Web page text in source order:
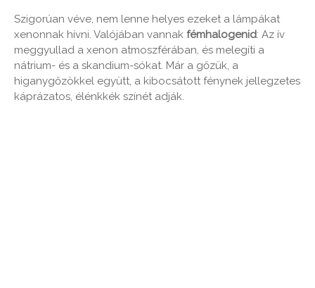
Szigorúan véve, nem lenne helyes ezeket a lámpákat
xenonnak hívni. Valójában vannak fémhalogenid: Az ív
meggyullad a xenon atmoszférában, és melegíti a
nátrium- és a skandium-sókat. Már a gőzük, a
higanygőzökkel együtt, a kibocsátott fénynek jellegzetes
káprázatos, élénkkék színét adják.